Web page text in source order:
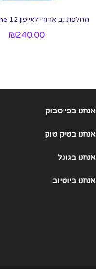
החלפת גב אחורי לאייפון 12 Apple iPhone
₪240.00
אנחנו בפייסבוק
אנחנו בטיק טוק
אנחנובגוגל
אנחנוביוטיוב